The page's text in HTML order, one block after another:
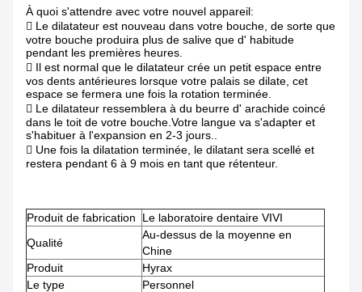
À quoi s'attendre avec votre nouvel appareil:
 Le dilatateur est nouveau dans votre bouche, de sorte que
votre bouche produira plus de salive que d' habitude
pendant les premières heures.
 Il est normal que le dilatateur crée un petit espace entre
vos dents antérieures lorsque votre palais se dilate, cet
espace se fermera une fois la rotation terminée.
 Le dilatateur ressemblera à du beurre d' arachide coincé
dans le toit de votre bouche.Votre langue va s'adapter et
s'habituer à l'expansion en 2-3 jours..
 Une fois la dilatation terminée, le dilatant sera scellé et
restera pendant 6 à 9 mois en tant que rétenteur.
Produit de fabrication
Le laboratoire dentaire VIVI
Qualité
Au-dessus de la moyenne en
Chine
Produit
Hyrax
Le type
Personnel